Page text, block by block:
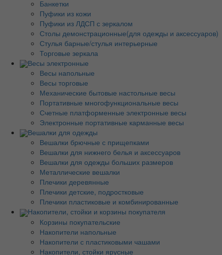
Банкетки
Пуфики из кожи
Пуфики из ЛДСП с зеркалом
Столы демонстрационные(для одежды и аксессуаров)
Стулья барные/стулья интерьерные
Торговые зеркала
Весы электронные
Весы напольные
Весы торговые
Механические бытовые настольные весы
Портативные многофункциональные весы
Счетные платформенные электронные весы
Электронные портативные карманные весы
Вешалки для одежды
Вешалки брючные с прищепками
Вешалки для нижнего белья и аксессуаров
Вешалки для одежды больших размеров
Металлические вешалки
Плечики деревянные
Плечики детские, подростковые
Плечики пластиковые и комбинированные
Накопители, стойки и корзины покупателя
Корзины покупательские
Накопители напольные
Накопители с пластиковыми чашами
Накопители, стойки ярусные